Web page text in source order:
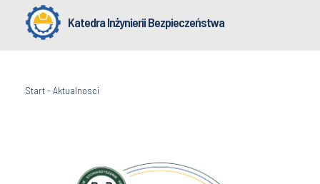
Katedra Inżynierii Bezpieczeństwa
Start-Aktualnosci